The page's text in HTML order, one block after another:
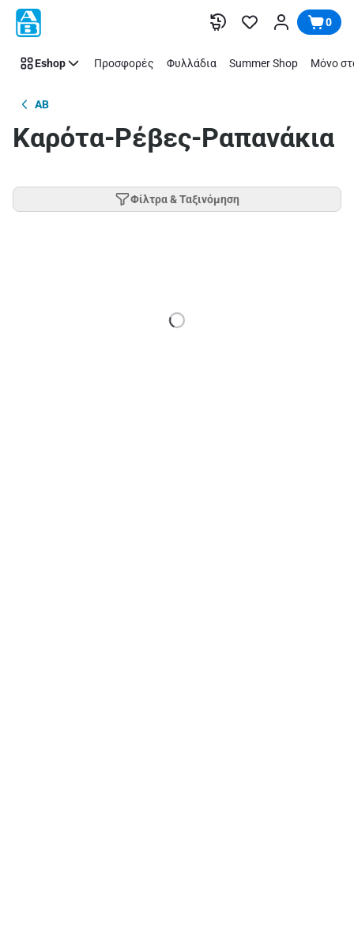
Παράλειψη 0
Eshop Προσφορές Φυλλάδια Summer Shop Μόνο
AB
Καρότα-Ρέβες-Ραπανάκια
Φίλτρα & Ταξινόμηση